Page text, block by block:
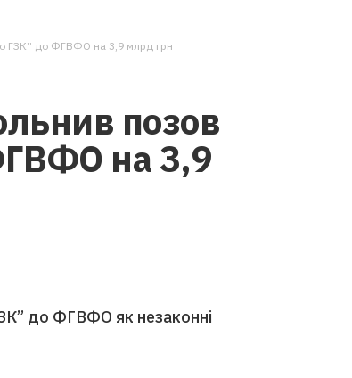
ГЗК” до ФГВФО на 3,9 млрд грн
позов
на 3,9
до ФГВФО як незаконні